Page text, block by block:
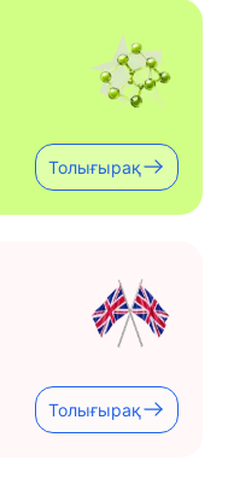
Толығырақ
Толығырақ